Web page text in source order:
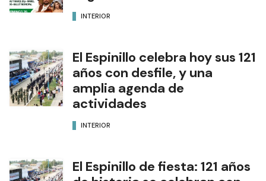
INTERIOR
El Espinillo celebra hoy sus 121
años con desfile, y una
amplia agenda de
actividades
INTERIOR
El Espinillo de fiesta: 121 años